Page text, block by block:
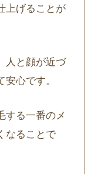
上げることが
人と顔が近づ
心です。
する一番のメ
なることで